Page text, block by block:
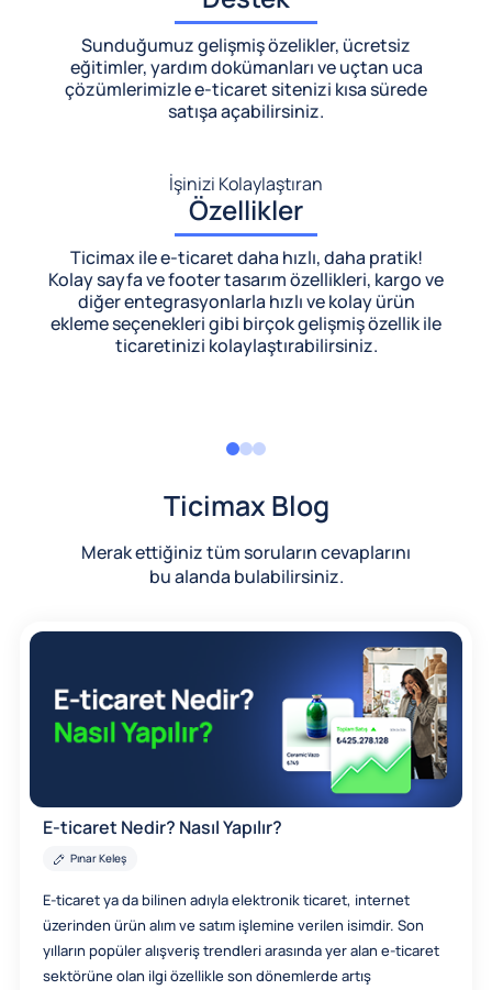
Sunduğumuz gelişmiş özelikler, ücretsiz
eğitimler, yardım dokümanları ve uçtan uca
çözümlerimizlee-ticaret sitenizi kısa sürede
satışa açabilirsiniz.
İşinizi Kolaylaştıran
Özellikler
Ticimax ile e-ticaret daha hızlı, daha pratik!
Kolay sayfa ve footer tasarım özellikleri, kargo ve
diğer entegrasyonlarla hızlı ve kolay ürün
ekleme seçenekleri gibi birçok gelişmiş özellik ile
ticaretinizi kolaylaştırabilirsiniz.
Ticimax Blog
Merak ettiğiniz tüm soruların cevaplarını
bu alanda bulabilirsiniz.
E-ticaret Nedir? Nasıl Yapılır?
Pınar Keleş
E-ticaret ya da bilinen adıyla elektronik ticaret, internet
üzerinden ürün alım ve satım işlemine verilen isimdir. Son
yılların popüler alışveriş trendleri arasında yer alan e-ticaret
sektörüne olan ilgi özellikle son dönemlerde artış